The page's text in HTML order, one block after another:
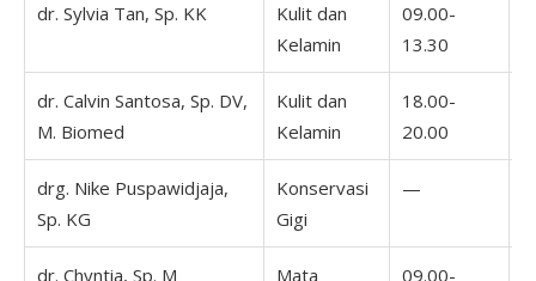
dr. Sylvia Tan, Sp. KK
Kulit dan
Kelamin
09.00-
13.30
dr. Calvin Santosa, Sp. DV,
M. Biomed
Kulit dan
Kelamin
18.00-
20.00
drg. Nike Puspawidjaja,
Sp. KG
Konservasi
Gigi
—
dr. Chyntia, Sp. M Mata 09.00-